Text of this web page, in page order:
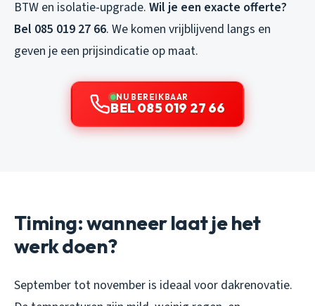
BTW en isolatie-upgrade. Wil je een exacte offerte?
Bel 085 019 27 66. We komen vrijblijvend langs en
geven je een prijsindicatie op maat.
NU BEREIKBAAR
BEL 085 019 27 66
Timing: wanneer laat je het
werk doen?
September tot november is ideaal voor dakrenovatie.